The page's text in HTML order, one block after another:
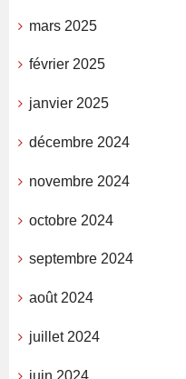
mars 2025
février 2025
janvier 2025
décembre 2024
novembre 2024
octobre 2024
septembre 2024
août 2024
juillet 2024
juin 2024